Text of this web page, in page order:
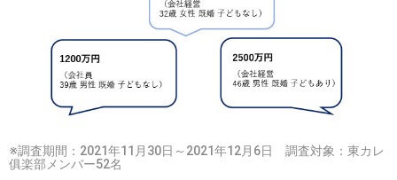
※調査期間：2021年11月30日～2021年12月6日 調査対象：東カレ
俱楽部メンバー52名